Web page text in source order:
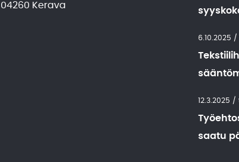
04260 Kerava
6.10.2025 /
12.3.2025 /
saatu